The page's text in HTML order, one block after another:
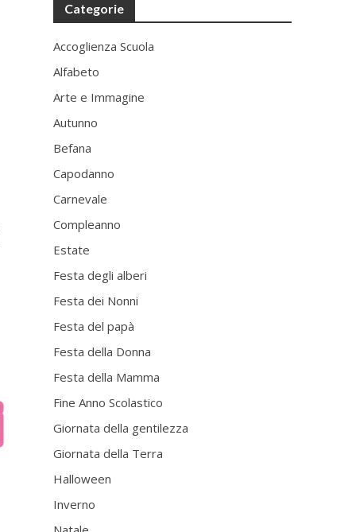
Categorie
Accoglienza Scuola
Alfabeto
Arte e Immagine
Autunno
Befana
Capodanno
Carnevale
Compleanno
Estate
Festa degli alberi
Festa dei Nonni
Festa del papà
Festa della Donna
Festa della Mamma
Fine Anno Scolastico
Giornata della gentilezza
Giornata della Terra
Halloween
Inverno